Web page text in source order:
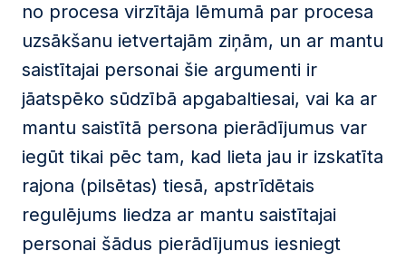
no procesa virzītāja lēmumā par procesa
uzsākšanu ietvertajām ziņām, un ar mantu
saistītajai personai šie argumenti ir
jāatspēko sūdzībā apgabaltiesai, vai ka ar
mantu saistītā persona pierādījumus var
iegūt tikai pēc tam, kad lieta jau ir izskatīta
rajona (pilsētas) tiesā, apstrīdētais
regulējums liedza ar mantu saistītajai
personai šādus pierādījumus iesniegt